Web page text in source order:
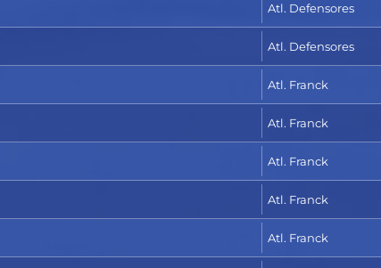
Atl. Defensores
Atl. Defensores
Atl. Franck
Atl. Franck
Atl. Franck
Atl. Franck
Atl. Franck